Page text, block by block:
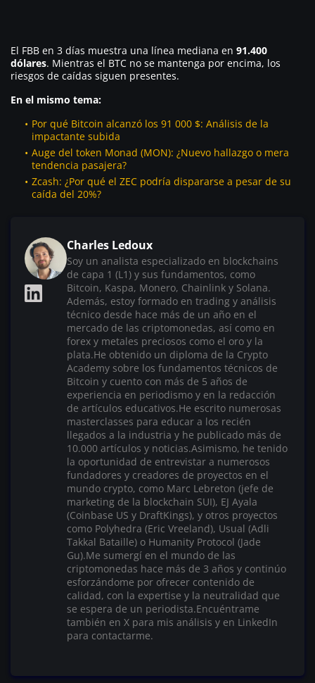
El FBB en 3 días muestra una línea mediana en 91.400
dólares. Mientras el BTC no se mantenga por encima, los
riesgos de caídas siguen presentes.
En el mismo tema:
Por qué Bitcoin alcanzó los 91 000 $: Análisis de la
impactante subida
Auge del token Monad (MON): ¿Nuevo hallazgo o mera
tendencia pasajera?
Zcash: ¿Por qué el ZEC podría dispararse a pesar de su
caída del 20%?
Charles Ledoux
Soy un analista especializado en blockchains
de capa 1 (L1) y sus fundamentos, como
Bitcoin, Kaspa, Monero, Chainlink y Solana.
Además, estoy formado en trading y análisis
técnico desde hace más de un año en el
mercado de las criptomonedas, así como en
forex y metales preciosos como el oro y la
plata.He obtenido un diploma de la Crypto
Academy sobre los fundamentos técnicos de
Bitcoin y cuento con más de 5 años de
experiencia en periodismo y en la redacción
de artículos educativos.He escrito numerosas
masterclasses para educar a los recién
llegados a la industria y he publicado más de
10.000 artículos y noticias.Asimismo, he tenido
la oportunidad de entrevistar a numerosos
fundadores y creadores de proyectos en el
mundo crypto, como Marc Lebreton (jefe de
marketing de la blockchain SUI), EJ Ayala
(Coinbase US y DraftKings), y otros proyectos
como Polyhedra (Eric Vreeland), Usual (Adli
Takkal Bataille) o Humanity Protocol (Jade
Gu).Me sumergí en el mundo de las
criptomonedas hace más de 3 años y continúo
esforzándome por ofrecer contenido de
calidad, con la expertise y la neutralidad que
se espera de un periodista.Encuéntrame
también en X para mis análisis y en LinkedIn
para contactarme.